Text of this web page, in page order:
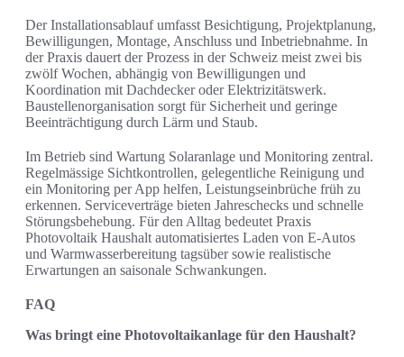
Der Installationsablauf umfasst Besichtigung, Projektplanung,
Bewilligungen, Montage, Anschluss und Inbetriebnahme. In
der Praxis dauert der Prozess in der Schweiz meist zwei bis
zwölf Wochen, abhängig von Bewilligungen und
Koordination mit Dachdecker oder Elektrizitätswerk.
Baustellenorganisation sorgt für Sicherheit und geringe
Beeinträchtigung durch Lärm und Staub.
Im Betrieb sind Wartung Solaranlage und Monitoring zentral.
Regelmässige Sichtkontrollen, gelegentliche Reinigung und
ein Monitoring per App helfen, Leistungseinbrüche früh zu
erkennen. Serviceverträge bieten Jahreschecks und schnelle
Störungsbehebung. Für den Alltag bedeutet Praxis
Photovoltaik Haushalt automatisiertes Laden von E‑Autos
und Warmwasserbereitung tagsüber sowie realistische
Erwartungen an saisonale Schwankungen.
FAQ
Was bringt eine Photovoltaikanlage für den Haushalt?